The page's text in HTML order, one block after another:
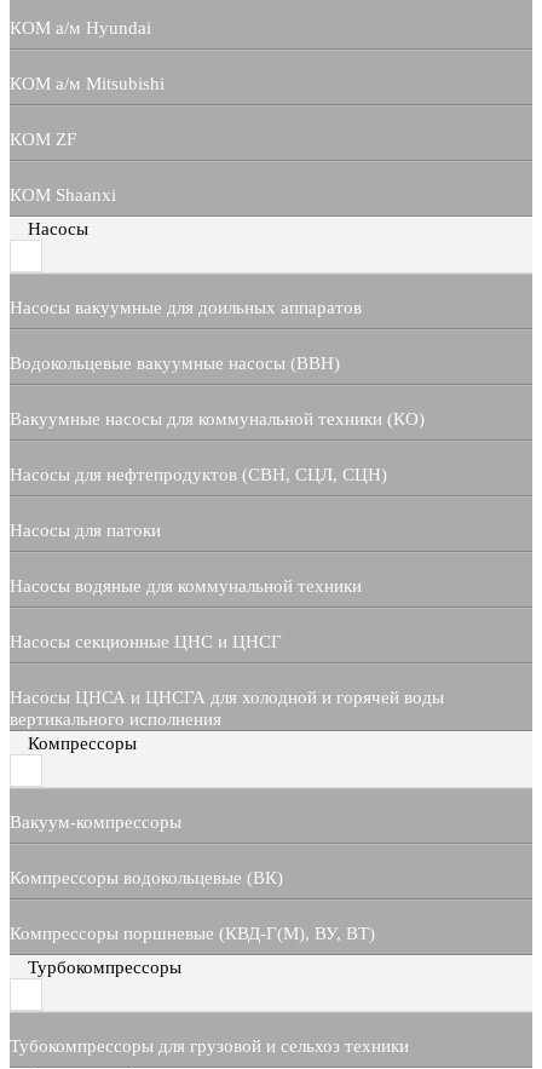
КОМ а/м Hyundai
КОМ а/м Mitsubishi
КОМ ZF
КОМ Shaanxi
Насосы
Насосы вакуумные для доильных аппаратов
Водокольцевые вакуумные насосы (ВВН)
Вакуумные насосы для коммунальной техники (КО)
Насосы для нефтепродуктов (СВН, СЦЛ, СЦН)
Насосы для патоки
Насосы водяные для коммунальной техники
Насосы секционные ЦНС и ЦНСГ
Насосы ЦНСА и ЦНСГА для холодной и горячей воды
вертикального исполнения
Компрессоры
Вакуум-компрессоры
Компрессоры водокольцевые (ВК)
Компрессоры поршневые (КВД-Г(М), ВУ, ВТ)
Турбокомпрессоры
Тубокомпрессоры для грузовой и сельхоз техники